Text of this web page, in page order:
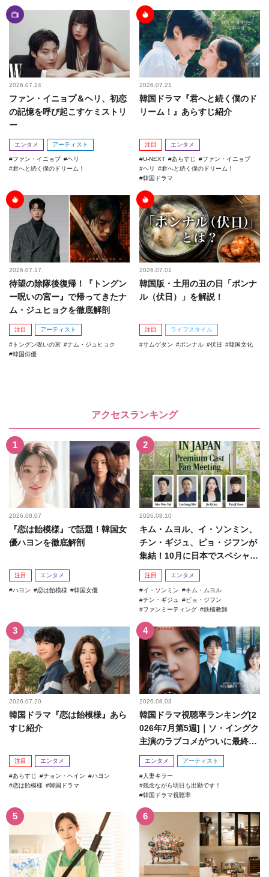
2026.07.24
ファン・イニョプ＆ヘリ、初恋
の記憶を呼び起こすケミストリ
ー
エンタメ アーティスト
ファン・イニョプ
ヘリ
君へと続く僕のドリーム！
2026.07.21
韓国ドラマ『君へと続く僕のド
リーム！』あらすじ紹介
注目 エンタメ
U-NEXT あらすじ
ファン・イニョプ
ヘリ
君へと続く僕のドリーム！
韓国ドラマ
2026.07.17
待望の除隊後復帰！『トングン
ー呪いの宮ー』で帰ってきたナ
ム・ジュヒョクを徹底解剖
注目 アーティスト
トングン呪いの宮
ナム・ジュヒョク
韓国俳優
2026.07.01
韓国版・土用の丑の日「ポンナ
ル（伏日）」を解説！
注目 ライフスタイル
サムゲタン ポンナル 伏日 韓国文化
アクセスランキング
2026.08.07
『恋は飴模様』で話題！韓国女
優ハヨンを徹底解剖
注目 エンタメ
ハヨン 恋は飴模様 韓国女優
2026.08.10
キム・ムヨル、イ・ソンミン、
チン・ギジュ、ピョ・ジフンが
集結！10月に日本でスペシャル
ファンミーティング開催決...
注目 エンタメ
イ・ソンミン
キム・ムヨル
チン・ギジュ
ピョ・ジフン
ファンミーティング
鉄槌教師
2026.07.20
韓国ドラマ『恋は飴模様』あら
すじ紹介
注目 エンタメ
あらすじ チョン・ヘイン
ハヨン
恋は飴模様
韓国ドラマ
2026.08.03
韓国ドラマ視聴率ランキング[2
026年7月第5週]｜ソ・イングク
主演のラブコメがついに最終
回！
エンタメ アーティスト
人妻キラー
残念ながら明日も出勤です！
韓国ドラマ視聴率